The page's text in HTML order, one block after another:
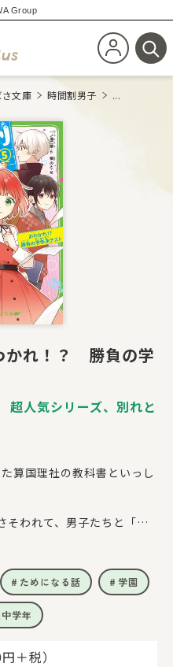
Group
新規会員登
検
さ文庫 時間割男子 ...
かれ！？ 勝負の学
人気シリーズ、別れと
算国理社の教科書といっし
そわれて、男子たちと「都
けにきたの。だけどその帰
消えそうに！？
と2か月なんて、そんなの
テスト！
！！ 超人気シリーズ、別れ
ためになる話 学園
学年
＋税）